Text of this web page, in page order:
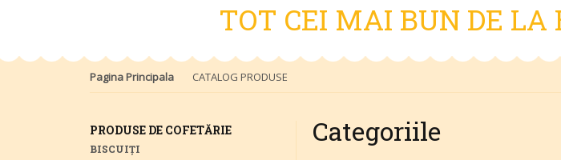
TOT CEI MAI BUN DE LA
Pagina Principala CATALOG PRODUSE
PRODUSE DE COFETĂRIE
BISCUIȚI
Categoriile